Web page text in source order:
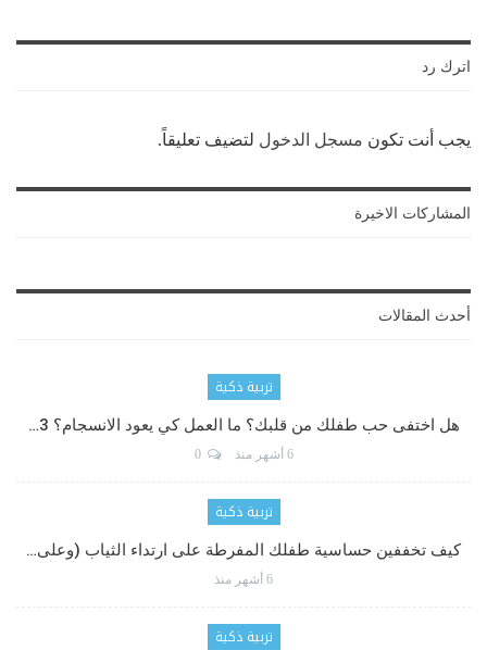
اترك رد
يجب أنت تكون مسجل الدخول لتضيف تعليقاً.
المشاركات الاخيرة
أحدث المقالات
تربية ذكية
هل اختفى حب طفلك من قلبك؟ ما العمل كي يعود الانسجام؟ 3…
6 أشهر منذ 0
تربية ذكية
كيف تخففين حساسية طفلك المفرطة على ارتداء الثياب (وعلى…
6 أشهر منذ
تربية ذكية